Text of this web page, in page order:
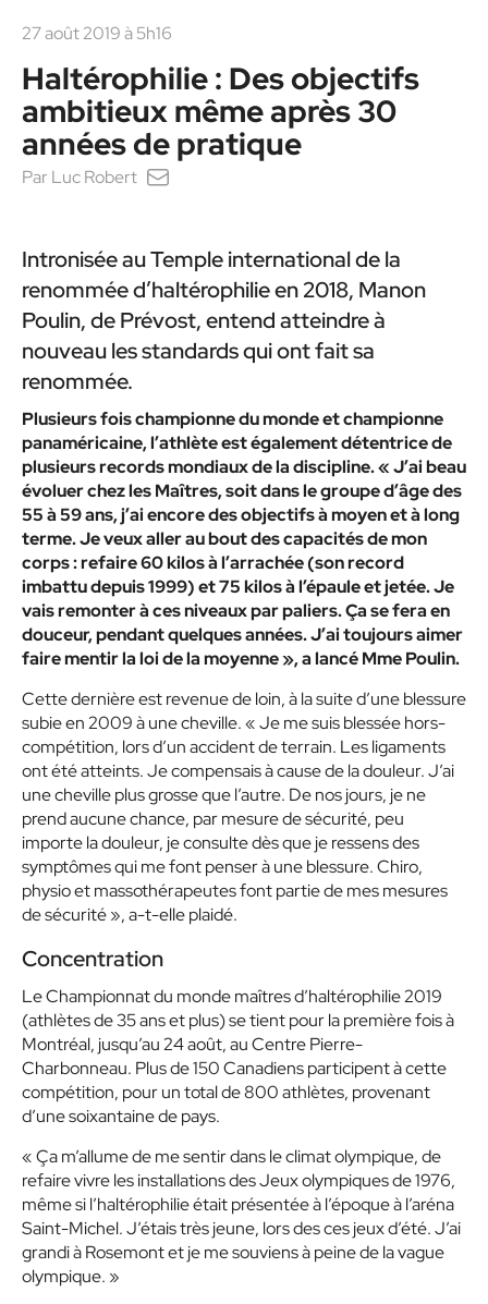
27 août 2019 à 5h16
Haltérophilie : Des objectifs
ambitieux même après 30
années de pratique
Par Luc Robert
Intronisée au Temple international de la
renommée d’haltérophilie en 2018, Manon
Poulin, de Prévost, entend atteindre à
nouveau les standards qui ont fait sa
renommée.
Plusieurs fois championne du monde et championne
panaméricaine, l’athlète est également détentrice de
plusieurs records mondiaux de la discipline. « J’ai beau
évoluer chez les Maîtres, soit dans le groupe d’âge des
55 à 59 ans, j’ai encore des objectifs à moyen et à long
terme. Je veux aller au bout des capacités de mon
corps : refaire 60 kilos à l’arrachée (son record
imbattu depuis 1999) et 75 kilos à l’épaule et jetée. Je
vais remonter à ces niveaux par paliers. Ça se fera en
douceur, pendant quelques années. J’ai toujours aimer
faire mentir la loi de la moyenne », a lancé Mme Poulin.
Cette dernière est revenue de loin, à la suite d’une blessure
subie en 2009 à une cheville. « Je me suis blessée hors-
compétition, lors d’un accident de terrain. Les ligaments
ont été atteints. Je compensais à cause de la douleur. J’ai
une cheville plus grosse que l’autre. De nos jours, je ne
prend aucune chance, par mesure de sécurité, peu
importe la douleur, je consulte dès que je ressens des
symptômes qui me font penser à une blessure. Chiro,
physio et massothérapeutes font partie de mes mesures
de sécurité », a-t-elle plaidé.
Concentration
Le Championnat du monde maîtres d’haltérophilie 2019
(athlètes de 35 ans et plus) se tient pour la première fois à
Montréal, jusqu’au 24 août, au Centre Pierre-
Charbonneau. Plus de 150 Canadiens participent à cette
compétition, pour un total de 800 athlètes, provenant
d’une soixantaine de pays.
« Ça m’allume de me sentir dans le climat olympique, de
refaire vivre les installations des Jeux olympiques de 1976,
même si l’haltérophilie était présentée à l’époque à l’aréna
Saint-Michel. J’étais très jeune, lors des ces jeux d’été. J’ai
grandi à Rosemont et je me souviens à peine de la vague
olympique. »